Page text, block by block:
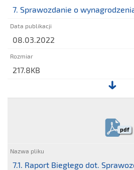
Rady
Nadzorczej
za
2021
rok
7. Sprawozdanie o
08.03.2022
217.8KB
Plik:
wynagrodzeniach
2021
pdf
7.1. Raport Biegłego dot.